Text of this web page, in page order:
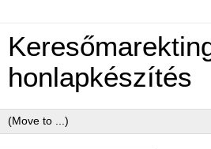
honlapkészítés